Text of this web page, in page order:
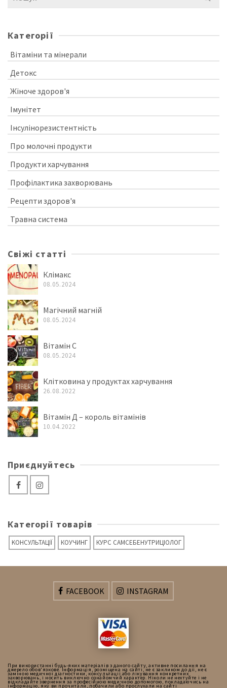
for:
Категорії
Вітаміни та мінерали
Детокс
Жіноче здоров'я
Імунітет
Інсулінорезистентність
Про молочні продукти
Продукти харчування
Профілактика захворювань
Рецепти здоров'я
Травна система
Свіжі статті
Клімакс
08.05.2024
Магічний магній
08.05.2024
Вітамін C
08.05.2024
Клітковина у продуктах харчування
26.08.2022
Вітамін Д – король вітамінів
10.04.2022
Приєднуйтесь
Категорії товарів
KОНСУЛЬТАЦІЇ КОУЧИНГ КУРС САМСЕБЕНУТРИЦІОЛОГ
FACEBOOK INSTAGRAM
При використанні будь-яких матеріалів з даного сайту, активне посилання на
джерело обов'язкове. Інформація, розміщена на сайті, не є закликом до дії, не є
заміною медичної діагностики, консультації або лікування конкретних
захворювань, і носить виключно ознайомчий характер. Ніколи не нехтуйте і не
відкладайте звернення за професійною медичною допомогою, покладаючись на
інформацію, яку ви прочитали, побачили або прослухали на сайті